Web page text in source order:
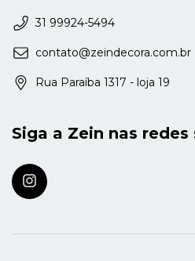
31 99924-5494
contato@zeindecora.com.br
Rua Paraíba 1317 - loja 19
Siga a Zein nas redes